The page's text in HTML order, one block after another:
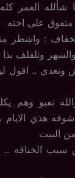
شألله العمر
على اخته
: واشطر
وتلفلف بذا
.. اقول
تعبو وهم
هذي الايام
البيت
سبب الخناقه ..